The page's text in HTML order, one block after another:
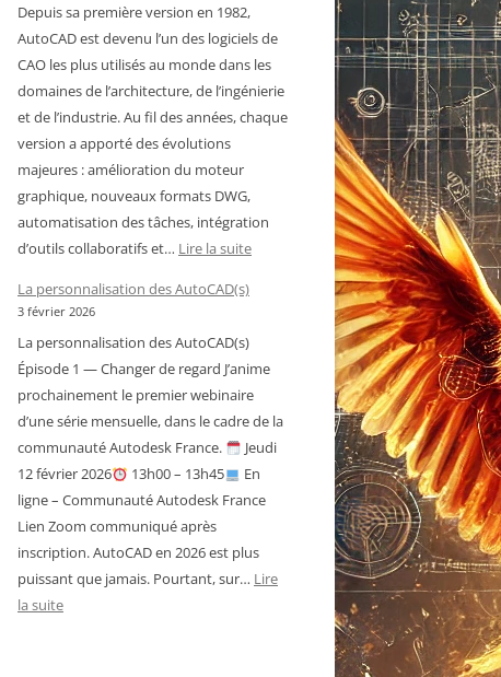
Depuis sa première version en 1982,
AutoCAD est devenu l’un des logiciels de
CAO les plus utilisés au monde dans les
domaines de l’architecture, de l’ingénierie
et de l’industrie. Au fil des années, chaque
version a apporté des évolutions
majeures : amélioration du moteur
graphique, nouveaux formats DWG,
automatisation des tâches, intégration
d’outils collaboratifs et… Lire la suite:
La personnalisation des AutoCAD(s)
3 février 2026
La personnalisation des AutoCAD(s)
Épisode 1 — Changer de regard J’anime
prochainement le premier webinaire
d’une série mensuelle, dans le cadre de la
communauté Autodesk France.
Jeudi
12 février 2026
13h00 – 13h45
En
ligne – Communauté Autodesk France
Lien Zoom communiqué après
inscription. AutoCAD en 2026 est plus
puissant que jamais. Pourtant, sur… Lire
la suite: